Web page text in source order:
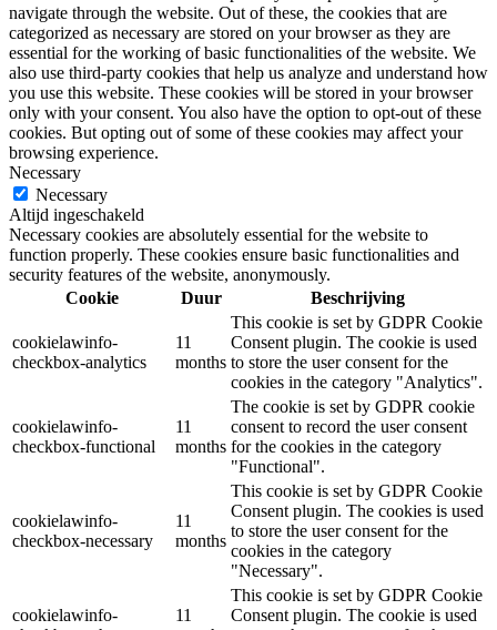
navigate through the website. Out of these, the cookies that are
categorized as necessary are stored on your browser as they are
essential for the working of basic functionalities of the website. We
also use third-party cookies that help us analyze and understand how
you use this website. These cookies will be stored in your browser
only with your consent. You also have the option to opt-out of these
cookies. But opting out of some of these cookies may affect your
browsing experience.
Necessary
Necessary
Altijd ingeschakeld
Necessary cookies are absolutely essential for the website to
function properly. These cookies ensure basic functionalities and
security features of the website, anonymously.
Cookie
Duur Beschrijving
cookielawinfo-
checkbox-analytics
11
months
This cookie is set by GDPR Cookie
Consent plugin. The cookie is used
to store the user consent for the
cookies in the category "Analytics".
cookielawinfo-
checkbox-functional
11
months
The cookie is set by GDPR cookie
consent to record the user consent
for the cookies in the category
"Functional".
cookielawinfo-
checkbox-necessary
11
months
This cookie is set by GDPR Cookie
Consent plugin. The cookies is used
to store the user consent for the
cookies in the category
"Necessary".
cookielawinfo-
11
This cookie is set by GDPR Cookie
Consent plugin. The cookie is used